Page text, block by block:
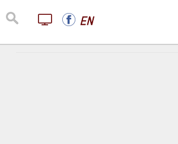
EN